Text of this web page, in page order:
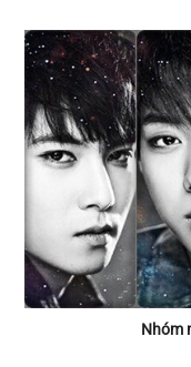
Nhóm